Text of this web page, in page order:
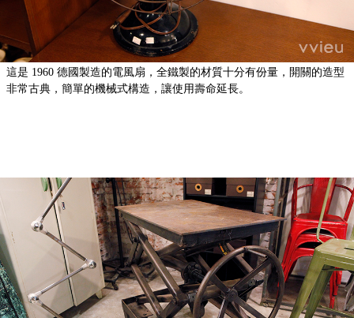
這是 1960 德國製造的電風扇，全鐵製的材質十分有份量，開關的造型
非常古典，簡單的機械式構造，讓使用壽命延長。